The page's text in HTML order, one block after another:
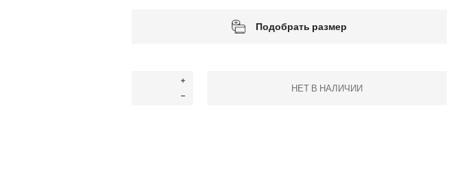
Подобрать размер
НЕТ В НАЛИЧИИ